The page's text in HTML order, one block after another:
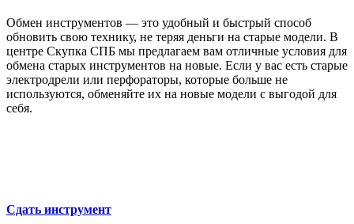
Обмен инструментов — это удобный и быстрый способ
обновить свою технику, не теряя деньги на старые модели. В
центре Скупка СПБ мы предлагаем вам отличные условия для
обмена старых инструментов на новые. Если у вас есть старые
электродрели или перфораторы, которые больше не
используются, обменяйте их на новые модели с выгодой для
себя.
Сдать инструмент